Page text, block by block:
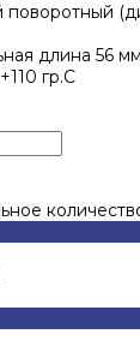
длина 56 мм
гр.С